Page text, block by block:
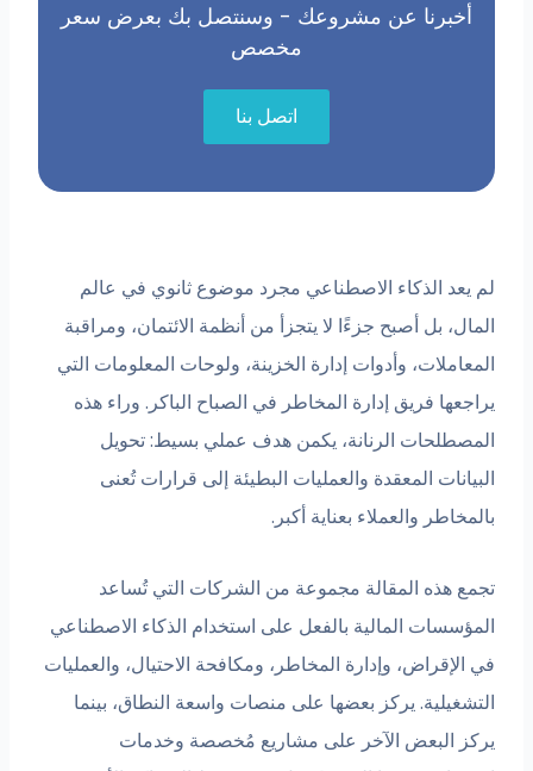
أخبرنا عن مشروعك - وسنتصل بك بعرض سعر
مخصص
اتصل بنا
لم يعد الذكاء الاصطناعي مجرد موضوع ثانوي في عالم
المال، بل أصبح جزءًا لا يتجزأ من أنظمة الائتمان، ومراقبة
المعاملات، وأدوات إدارة الخزينة، ولوحات المعلومات التي
يراجعها فريق إدارة المخاطر في الصباح الباكر. وراء هذه
المصطلحات الرنانة، يكمن هدف عملي بسيط: تحويل
البيانات المعقدة والعمليات البطيئة إلى قرارات تُعنى
بالمخاطر والعملاء بعناية أكبر.
تجمع هذه المقالة مجموعة من الشركات التي تُساعد
المؤسسات المالية بالفعل على استخدام الذكاء الاصطناعي
في الإقراض، وإدارة المخاطر، ومكافحة الاحتيال، والعمليات
التشغيلية. يركز بعضها على منصات واسعة النطاق، بينما
يركز البعض الآخر على مشاريع مُخصصة وخدمات